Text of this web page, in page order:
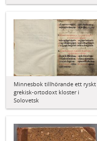
Minnesbok tillhörande ett ryskt
grekisk-ortodoxt kloster i
Solovetsk